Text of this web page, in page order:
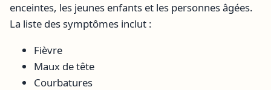
enceintes, les jeunes enfants et les personnes âgées.
La liste des symptômes inclut :
Fièvre
Maux de tête
Courbatures